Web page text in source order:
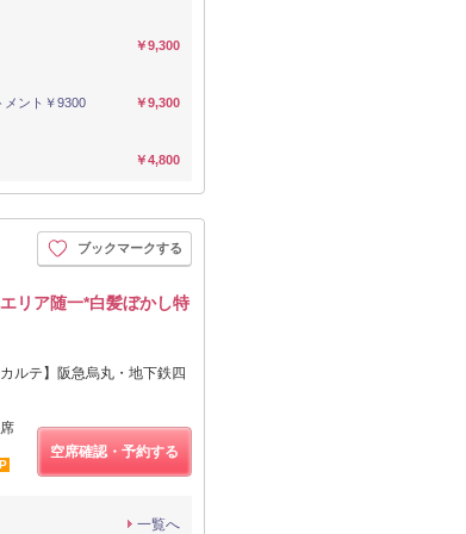
￥9,300
メント￥9300 ￥9,300
￥4,800
ブックマークする
リア随一*白髪ぼかし特
ルテ】阪急烏丸・地下鉄四
空席確認・予約する
一覧へ